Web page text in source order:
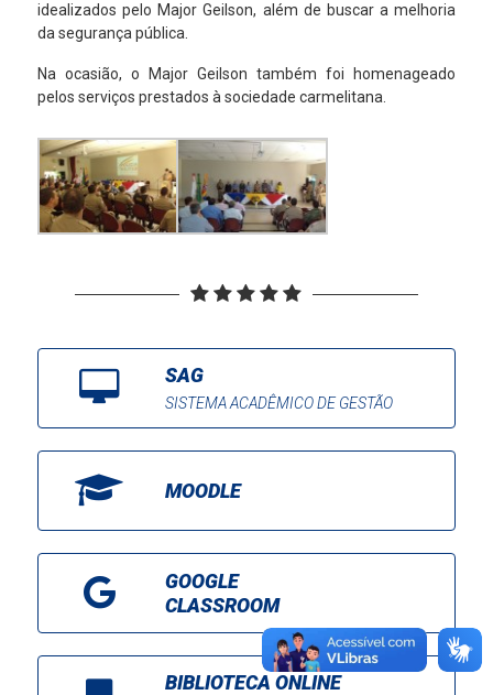
idealizados pelo Major Geilson, além de buscar a melhoria
da segurança pública.
Na ocasião, o Major Geilson também foi homenageado
pelos serviços prestados à sociedade carmelitana.
SAG
SISTEMA ACADÊMICO DE GESTÃO
MOODLE
GOOGLE
CLASSROOM
BIBLIOTECA ONLINE